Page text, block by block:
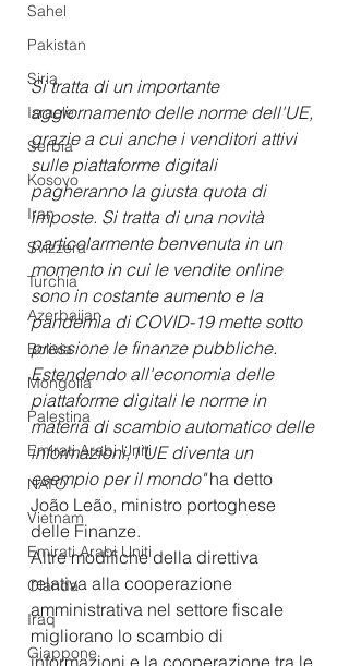
Sahel
Pakistan
Siria
Israele
Serbia
Kosovo
Iran
Svizzera
Turchia
Azerbaijan
Bolivia
Mongolia
Palestina
Emirati Arabi Uniti
NATO
Vietnam
Emirati Arabi Uniti
Olanda
Iraq
Giappone
Si tratta di un importante
aggiornamento delle norme dell'UE,
grazie a cui anche i venditori attivi
sulle piattaforme digitali
pagheranno la giusta quota di
imposte. Si tratta di una novità
particolarmente benvenuta in un
momento in cui le vendite online
sono in costante aumento e la
pandemia di COVID-19 mette sotto
pressione le finanze pubbliche.
Estendendo all'economia delle
piattaforme digitali le norme in
materia di scambio automatico delle
informazioni, l'UE diventa un
esempio per il mondo" ha detto
João Leão, ministro portoghese
delle Finanze.
Altre modifiche della direttiva
relativa alla cooperazione
amministrativa nel settore fiscale
migliorano lo scambio di